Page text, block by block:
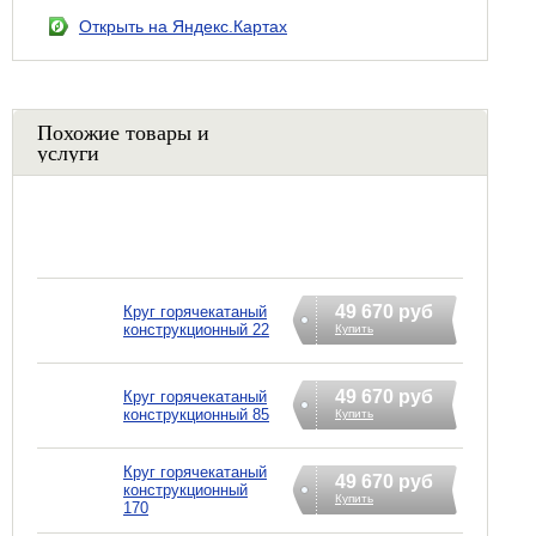
Открыть на Яндекс.Картах
Похожие товары и
услуги
Круг горячекатаный
конструкционный 22
49 670 руб
Купить
Круг горячекатаный
конструкционный 85
49 670 руб
Купить
Круг горячекатаный
конструкционный
170
49 670 руб
Купить